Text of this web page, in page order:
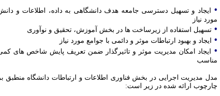
ایجاد و تسهیل دسترسی جامعه هدف دانشگاهی به داده، اطلاعات و دانش
نیاز
تسهیل استفاده از زیرساخت ها در بخش آموزش، تحقیق و نوآوری
ایجاد و بهبود ارتباطات موثر و دائمی با جوامع مورد نیاز
ایجاد امکان مدیریت موثر و تاثیرگذار ضمن تعریف پایش شاخص های کمی
مدیریت اجرایی در بخش فناوری اطلاعات و ارتباطات دانشگاه منطبق بر
ارائه شده در زیر است: